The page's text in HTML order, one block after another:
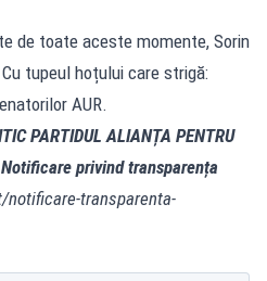
de toate aceste momente, Sorin
tupeul hoțului care strigă:
AUR.
PARTIDUL ALIANȚA PENTRU
Notificare privind transparența
transparenta-